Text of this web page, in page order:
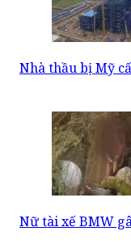
Nhà thầu bị Mỹ
Nữ tài xế BMW